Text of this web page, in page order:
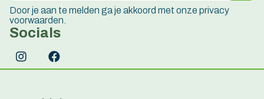
Door je aan te melden ga je akkoord met onze privacy
voorwaarden.
Socials